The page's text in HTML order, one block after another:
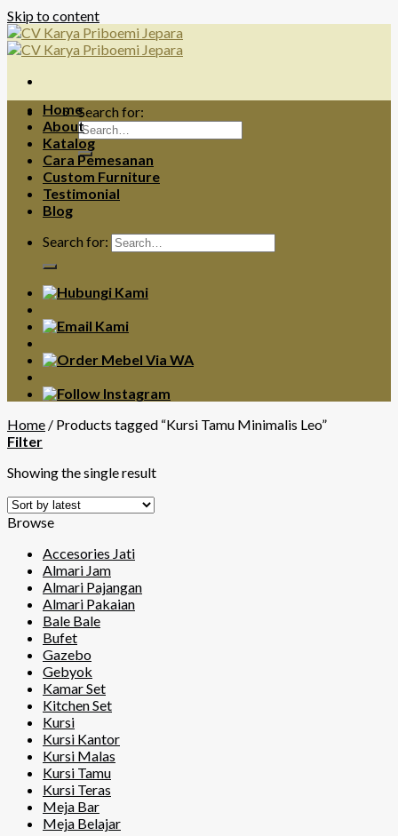
Skip to content
Search for:
Home
About
Katalog
Cara Pemesanan
Custom Furniture
Testimonial
Blog
Search for:
Home / Products tagged “Kursi Tamu Minimalis Leo”
Filter
Showing the single result
Browse
Accesories Jati
Almari Jam
Almari Pajangan
Almari Pakaian
Bale Bale
Bufet
Gazebo
Gebyok
Kamar Set
Kitchen Set
Kursi
Kursi Kantor
Kursi Malas
Kursi Tamu
Kursi Teras
Meja Bar
Meja Belajar